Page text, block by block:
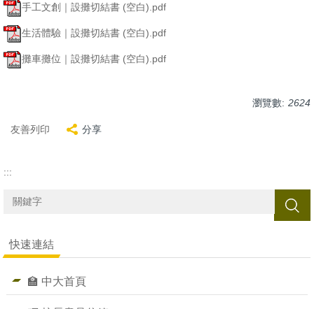
手工文創｜設攤切結書 (空白).pdf
生活體驗｜設攤切結書 (空白).pdf
攤車攤位｜設攤切結書 (空白).pdf
瀏覽數: 2624
友善列印 分享
:::
搜尋
快速連結
🏫 中大首頁